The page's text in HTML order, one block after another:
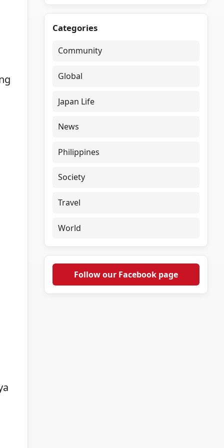
Categories
Community
Global
Japan Life
News
Philippines
Society
Travel
World
Follow our Facebook page